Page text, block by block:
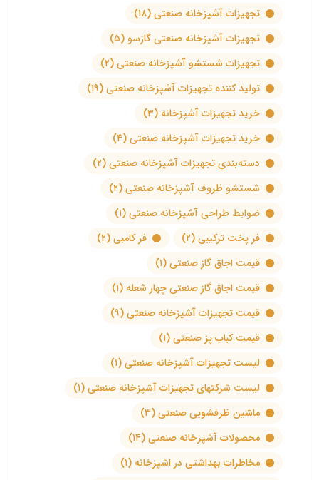
تجهیزات آشپزخانه صنعتی(۱۸)
تجهیزات آشپزخانه صنعتی گازسو (۵)
تجهیزات شستشو آشپزخانه صنعتی(۲)
تولید کننده تجهیزات آشپزخانه صنعتی(۱۹)
خرید تجهیزات آشپزخانه (۳)
خرید تجهیزات آشپزخانه صنعتی(۴)
دسته‌بندی تجهیزات آشپزخانه صنعتی(۲)
شستشو ظروف آشپزخانه صنعتی(۲)
ضوابط طراحی آشپزخانه صنعتی(۱)
فر پخت ترکیبی(۲) فر کامبی(۲)
قیمت اجاق گاز صنعتی(۱)
قیمت اجاق گاز صنعتی چهار شعله (۱)
قیمت تجهیزات آشپزخانه صنعتی(۹)
قیمت کباب پز صنعتی(۱)
لیست تجهیزات آشپزخانه صنعتی(۱)
لیست شرکتهای تجهیزات آشپزخانه صنعتی(۱)
ماشین ظرفشویی صنعتی(۳)
محصولات آشپزخانه صنعتی(۱۴)
مخاطرات بهداشتی در اشپزخانه (۱)